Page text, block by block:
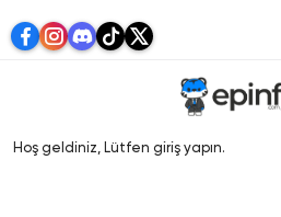
Hoş geldiniz, Lütfen giriş yapın.